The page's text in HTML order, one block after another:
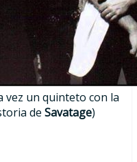
vez un quinteto con la
de Savatage)